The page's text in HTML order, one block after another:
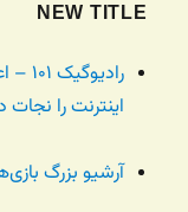
NEW TITLE
اینترنت را نجات
آرشیو بزرگ